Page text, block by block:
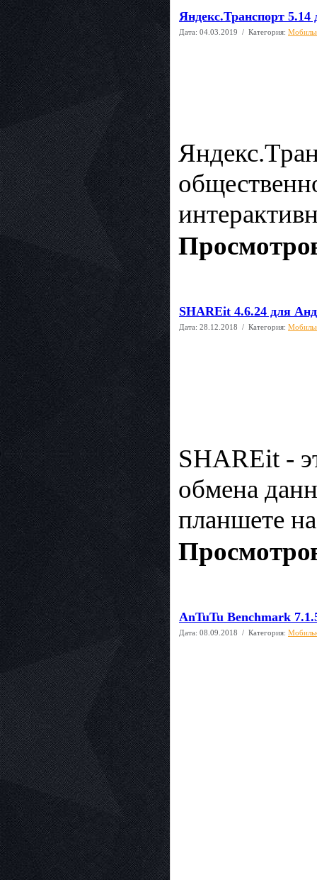
Яндекс.Транспорт
Дата: 04.03.2019 / Категория:
SHAREit 4.6.24 для
Дата: 28.12.2018 / Категория:
SHAREit -
обмена
планшете
AnTuTu Benchmark
Дата: 08.09.2018 / Категория: